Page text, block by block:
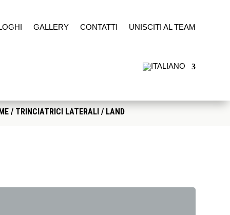
GALLERY CONTATTI UNISCITI AL TEAM
/ TRINCIATRICI LATERALI/ LAND